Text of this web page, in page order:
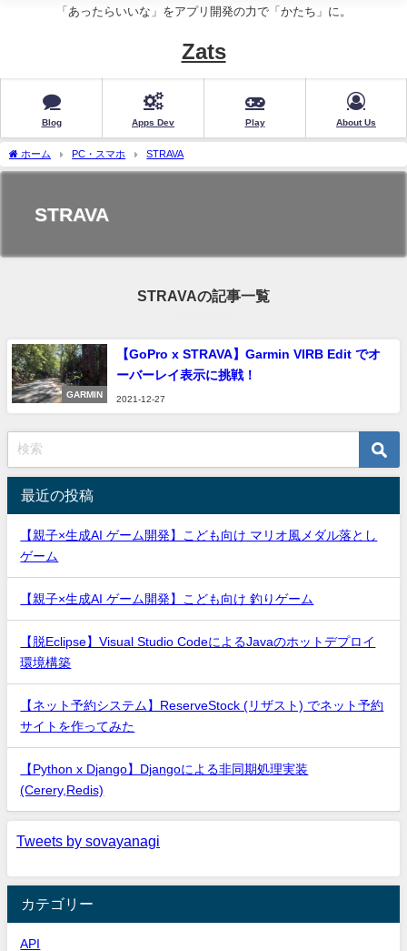
「あったらいいな」をアプリ開発の力で「かたち」に。
Zats
Blog Apps Dev Play About Us
ホーム PC・スマホ STRAVA
STRAVA
STRAVAの記事一覧
GARMIN
【GoPro x STRAVA】Garmin VIRB Edit でオ
ーバーレイ表示に挑戦！
2021-12-27
最近の投稿
【親子×生成AI ゲーム開発】こども向け マリオ風メダル落とし
ゲーム
【親子×生成AI ゲーム開発】こども向け 釣りゲーム
【脱Eclipse】Visual Studio CodeによるJavaのホットデプロイ
環境構築
【ネット予約システム】ReserveStock (リザスト) でネット予約
サイトを作ってみた
【Python x Django】Djangoによる非同期処理実装
(Cerery,Redis)
Tweets by sovayanagi
カテゴリー
API